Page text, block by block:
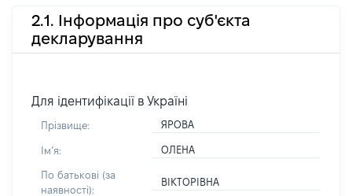
2.1. Інформація про суб'єкта
декларування
Для ідентифікації в Україні
Прізвище: ЯРОВА
Імʼя: ОЛЕНА
По батькові (за
наявності):
ВІКТОРІВНА